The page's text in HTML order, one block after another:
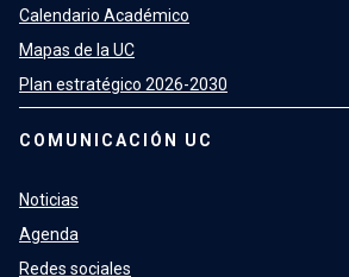
Calendario Académico
Mapas de la UC
Plan estratégico 2026-2030
COMUNICACIÓN UC
Noticias
Agenda
Redes sociales